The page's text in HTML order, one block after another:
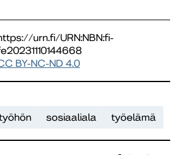
urn.fi/URN:NBN:fi-
BY-NC-ND 4.0
sosiaaliala työelämä